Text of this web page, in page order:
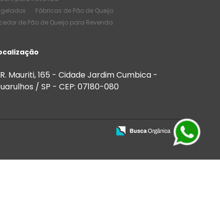
Fábricas de Pão de Queijo
de Pão de Queijo para Revenda
de Salgados Congelados
para Festas e Eventos
Salgados para Venda
R. Mauriti, 165 - Cidade Jardim Cumbica -
/ SP - CEP: 07180-080